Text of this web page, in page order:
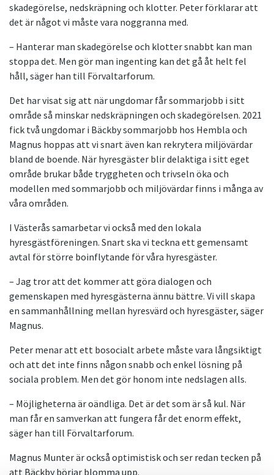
skadegörelse, nedskräpning och klotter. Peter förklarar att
det är något vi måste vara noggranna med.
– Hanterar man skadegörelse och klotter snabbt kan man
stoppa det. Men gör man ingenting kan det gå åt helt fel
håll, säger han till Förvaltarforum.
Det har visat sig att när ungdomar får sommarjobb i sitt
område så minskar nedskräpningen och skadegörelsen. 2021
fick två ungdomar i Bäckby sommarjobb hos Hembla och
Magnus hoppas att vi snart även kan rekrytera miljövärdar
bland de boende. När hyresgäster blir delaktiga i sitt eget
område brukar både tryggheten och trivseln öka och
modellen med sommarjobb och miljövärdar finns i många av
våra områden.
I Västerås samarbetar vi också med den lokala
hyresgästföreningen. Snart ska vi teckna ett gemensamt
avtal för större boinflytande för våra hyresgäster.
– Jag tror att det kommer att göra dialogen och
gemenskapen med hyresgästerna ännu bättre. Vi vill skapa
en sammanhållning mellan hyresvärd och hyresgäster, säger
Magnus.
Peter menar att ett bosocialt arbete måste vara långsiktigt
och att det inte finns någon snabb och enkel lösning på
sociala problem. Men det gör honom inte nedslagen alls.
– Möjligheterna är oändliga. Det är det som är så kul. När
man får en samverkan att fungera får det enorm effekt,
säger han till Förvaltarforum.
Magnus Munter är också optimistisk och ser redan tecken på
att Bäckby börjar blomma upp.